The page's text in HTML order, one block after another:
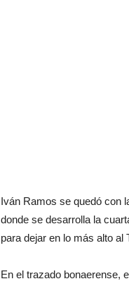
Iván Ramos se quedó con
donde se desarrolla la
para dejar en lo más alto al
En el trazado bonaerense,